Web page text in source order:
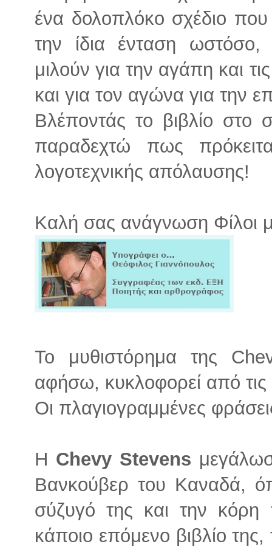
ένα δολοπλόκο σχέδιο
την ίδια ένταση
μιλούν για την αγάπη και
και για τον αγώνα για την
Βλέποντάς το βιβλίο
παραδεχτώ πως
λογοτεχνικής απόλαυσης!
Καλή σας ανάγνωση Φίλοι
Το μυθιστόρημα της
αφήσω, κυκλοφορεί από τις
Οι πλαγιογραμμένες
Η Chevy Stevens
Βανκούβερ του Καναδά,
σύζυγό της και την κόρη
κάποιο επόμενο βιβλίο